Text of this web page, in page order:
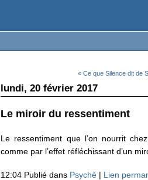
« Ce que Silence dit de
lundi, 20 février 2017
Le miroir du ressentiment
Le ressentiment que l’on nourrit
comme par l’effet réfléchissant d’un
12:04 Publié dans Psyché | Lien